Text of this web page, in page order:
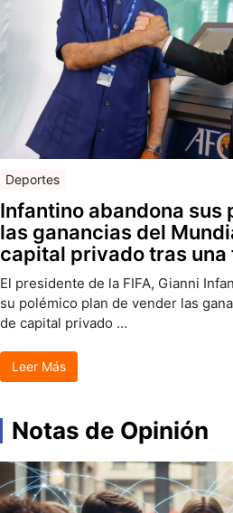
Deportes
Infantino abandona sus
las ganancias del
capital privado tras
El presidente de la FIFA, Gianni
su polémico plan de vender las
de capital privado …
Leer Más
Notas de Opinión